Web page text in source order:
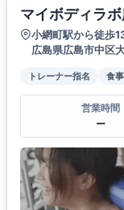
マイボディラ
小網町駅から徒歩
広島県広島市中区
トレーナー指名 食
営業時間
ー